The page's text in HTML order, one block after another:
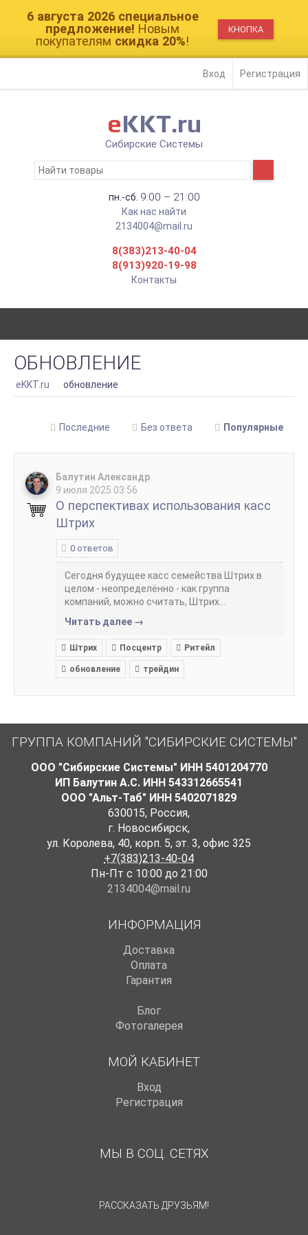
6 августа 2026 cпециальное
предложение! Новым
покупателям скидка 20%!
КНОПКА
Вход Регистрация
eKKT.ru
Сибирские Системы
пн.-сб. 9:00 – 21:00
Как нас найти
2134004@mail.ru
8(383)213-40-04
8(913)920-19-98
Контакты
ОБНОВЛЕНИЕ
eKKT.ru обновление
Последние Без ответа Популярные
Балутин Александр
9 июля 2025 03:56
О перспективах использования касс
Штрих
0 ответов
Сегодня будущее касс семейства Штрих в
целом - неопределённо - как группа
компаний, можно считать, Штрих...
Читать далее →
Штрих Посцентр Ритейл
обновление трейдин
ГРУППА КОМПАНИЙ "СИБИРСКИЕ СИСТЕМЫ"
ООО "Сибирские Системы" ИНН 5401204770
ИП Балутин А.С. ИНН 543312665541
ООО "Альт-Таб" ИНН 5402071829
630015, Россия,
г. Новосибирск,
ул. Королева, 40, корп. 5, эт. 3, офис 325
+7(383)213-40-04
Пн-Пт с 10:00 до 21:00
2134004@mail.ru
ИНФОРМАЦИЯ
Доставка
Оплата
Гарантия
Блог
Фотогалерея
МОЙ КАБИНЕТ
Вход
Регистрация
МЫ В СОЦ. СЕТЯХ
РАССКАЗАТЬ ДРУЗЬЯМ!